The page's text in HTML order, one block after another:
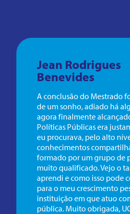
Jean Rodrigues
Benevides
A conclusão do Mestrado
de um sonho, adiado há
agora finalmente
Políticas Públicas era
eu procurava, pelo alto
conhecimentos
formado por um grupo de
muito qualificado. Vejo o
aprendi e como isso pode
para o meu crescimento
instituição em que atuo
pública. Muito obrigada,